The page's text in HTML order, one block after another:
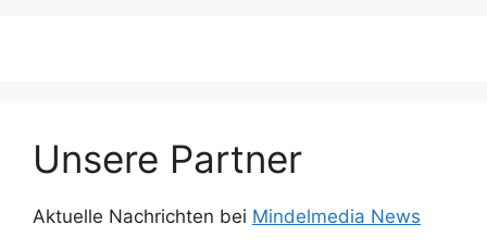
Unsere Partner
Aktuelle Nachrichten bei Mindelmedia News